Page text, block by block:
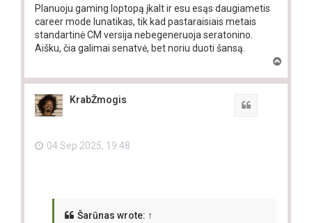
Planuoju gaming loptopą įkalt ir esu esąs daugiametis
career mode lunatikas, tik kad pastaraisiais metais
standartinė CM versija nebegeneruoja seratonino.
Aišku, čia galimai senatvė, bet noriu duoti šansą.
p
KrabŽmogis
04 Sep 2025, 19:48
Šarūnas wrote: ↑